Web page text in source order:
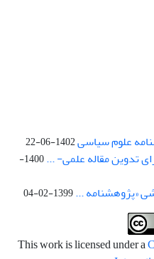
علوم سیاسی1402-06-22
تدوین مقاله علمی- ...
1400-
«پژوهشنامه ...1399-02-04
This work is licensed under a